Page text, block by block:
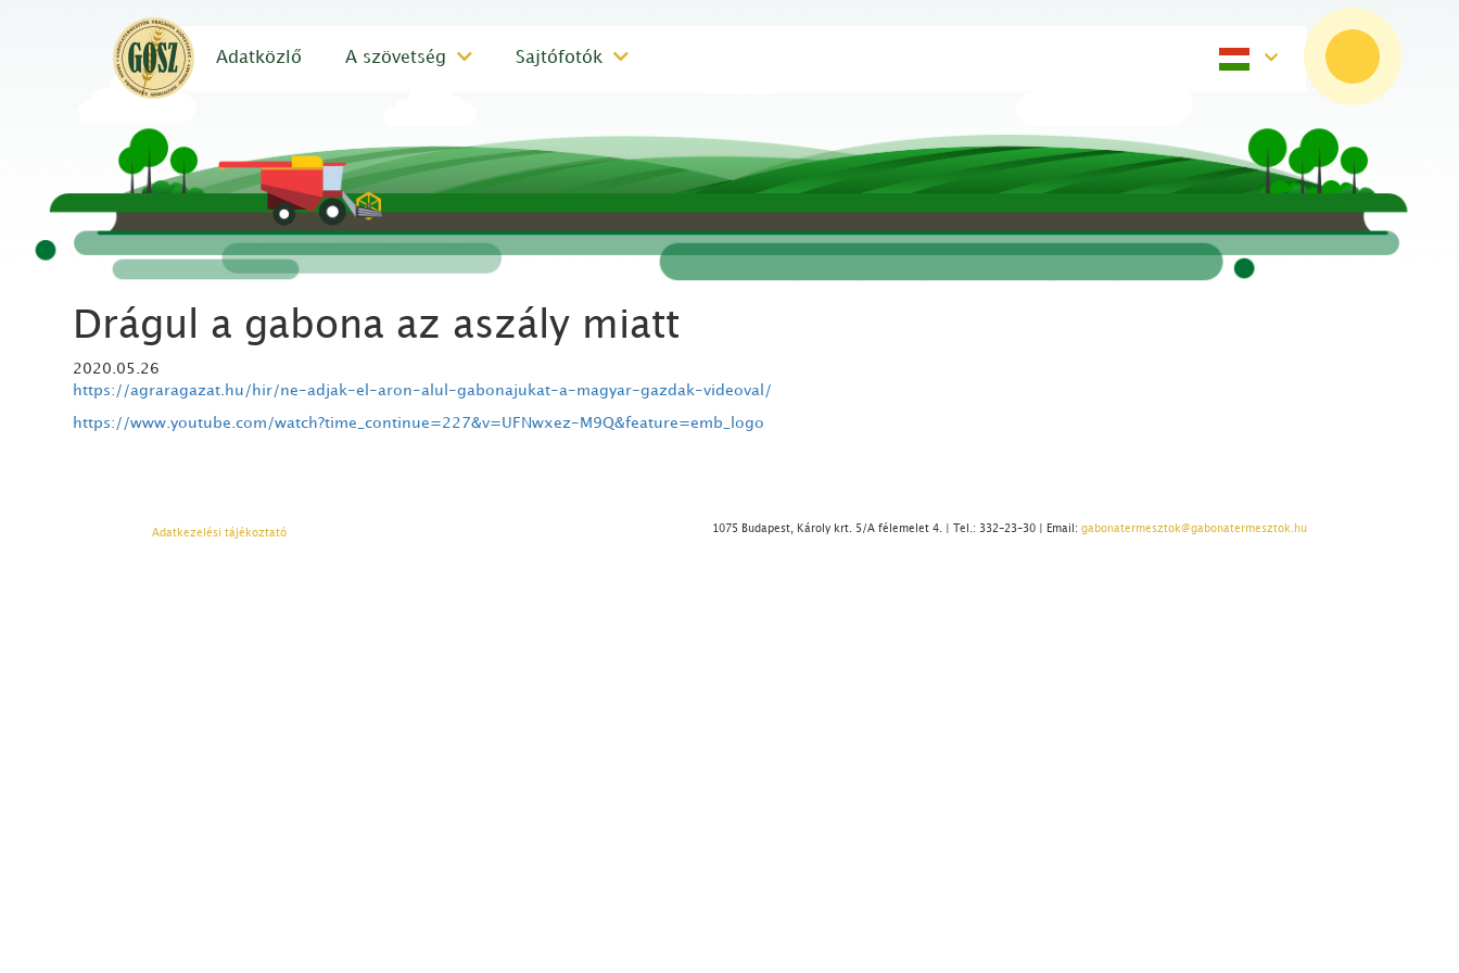
Adatközlő A szövetség Sajtófotók
Drágul a gabona az aszály miatt
2020.05.26
https://agraragazat.hu/hir/ne-adjak-el-aron-alul-gabonajukat-a-magyar-gazdak-videoval/
https://www.youtube.com/watch?time_continue=227&v=UFNwxez-M9Q&feature=emb_logo
Adatkezelési tájékoztató 1075 Budapest, Károly krt. 5/A félemelet 4. | Tel.: 332-23-30 | Email:gabonatermesztok@gabonatermesztok.hu